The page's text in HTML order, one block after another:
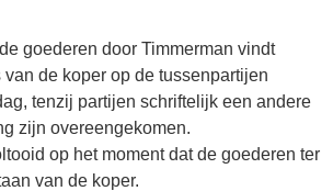
goederen door Timmerman vindt
de koper op de tussenpartijen
tenzij partijen schriftelijk een andere
zijn overeengekomen.
op het moment dat de goederen ter
van de koper.